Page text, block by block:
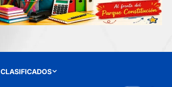
CLASIFICADOS